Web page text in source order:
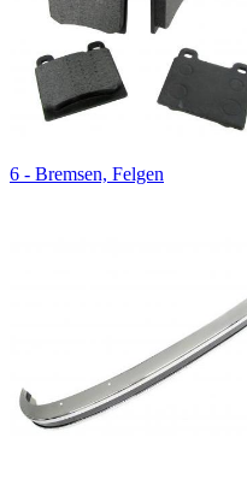
6 - Bremsen, Felgen